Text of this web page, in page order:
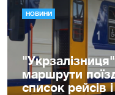
НОВИНИ
маршрути
список рейсів